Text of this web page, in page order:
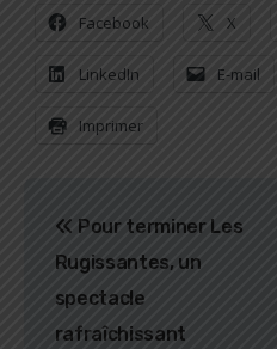
Facebook X
LinkedIn E-mail
Imprimer
de
l’article
Pour terminer Les
Rugissantes, un
spectacle
rafraîchissant